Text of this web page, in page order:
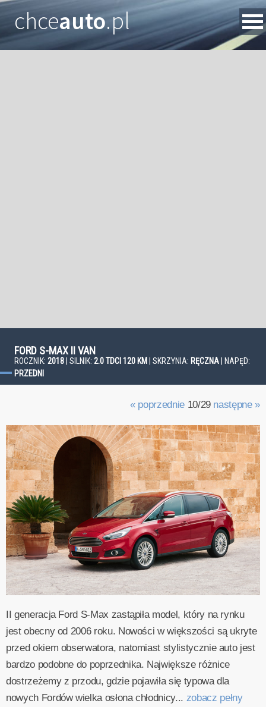
chceauto.pl
FORD S-MAX II VAN
ROCZNIK: 2018 | SILNIK: 2.0 TDCI 120 KM | SKRZYNIA: RĘCZNA | NAPĘD:
PRZEDNI
« poprzednie10/29 następne »
II generacja Ford S-Max zastąpiła model, który na rynku
jest obecny od 2006 roku. Nowości w większości są ukryte
przed okiem obserwatora, natomiast stylistycznie auto jest
bardzo podobne do poprzednika. Największe różnice
dostrzeżemy z przodu, gdzie pojawiła się typowa dla
nowych Fordów wielka osłona chłodnicy... zobacz pełny